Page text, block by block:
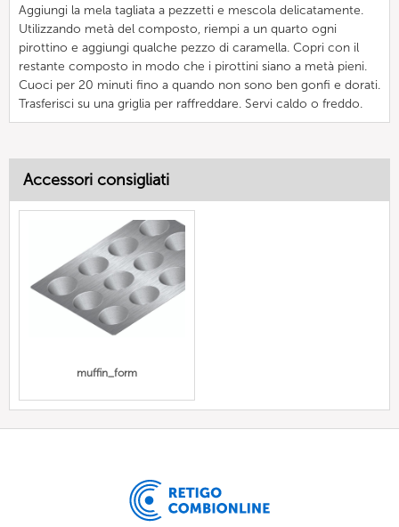
Aggiungi la mela tagliata a pezzetti e mescola delicatamente.
Utilizzando metà del composto, riempi a un quarto ogni
pirottino e aggiungi qualche pezzo di caramella. Copri con il
restante composto in modo che i pirottini siano a metà pieni.
Cuoci per 20 minuti fino a quando non sono ben gonfi e dorati.
Trasferisci su una griglia per raffreddare. Servi caldo o freddo.
Accessori consigliati
muffin_form